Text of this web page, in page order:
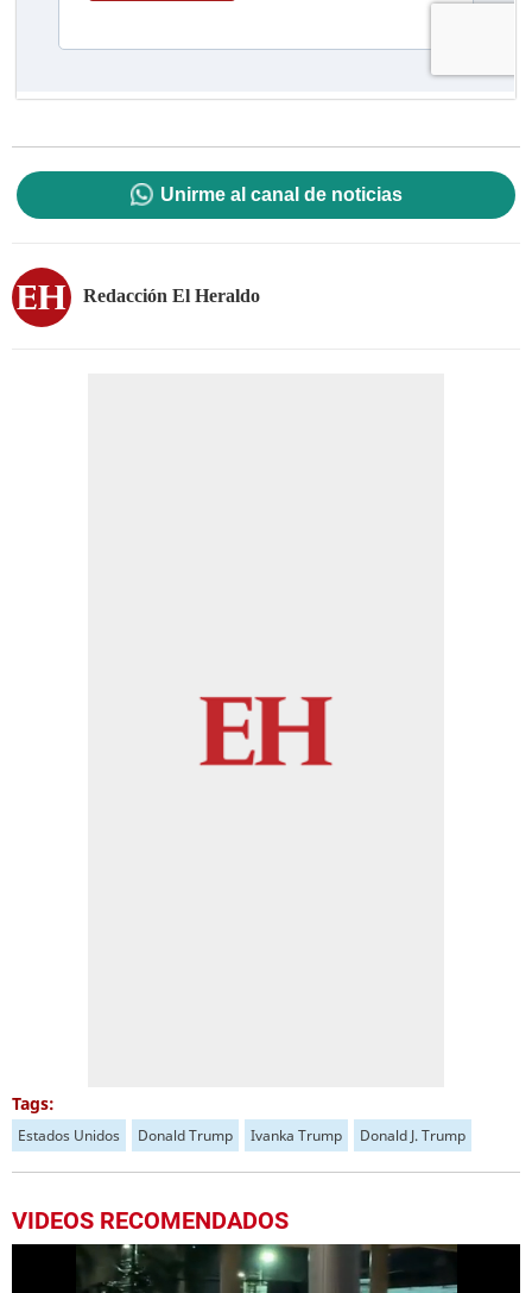
Unirme al canal de noticias
Redacción El Heraldo
Tags:
Estados Unidos Donald Trump Ivanka Trump Donald J. Trump
VIDEOS RECOMENDADOS